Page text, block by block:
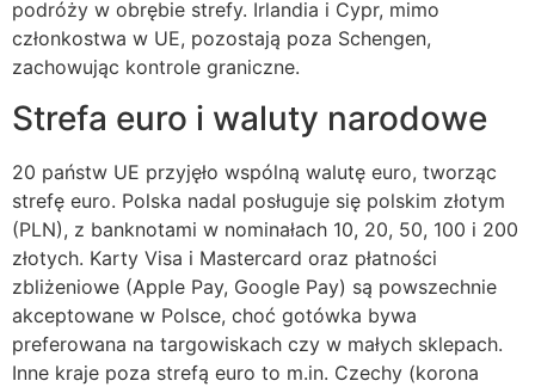
podróży w obrębie strefy. Irlandia i Cypr, mimo
członkostwa w UE, pozostają poza Schengen,
zachowując kontrole graniczne.
Strefa euro i waluty narodowe
20 państw UE przyjęło wspólną walutę euro, tworząc
strefę euro. Polska nadal posługuje się polskim złotym
(PLN), z banknotami w nominałach 10, 20, 50, 100 i 200
złotych. Karty Visa i Mastercard oraz płatności
zbliżeniowe (Apple Pay, Google Pay) są powszechnie
akceptowane w Polsce, choć gotówka bywa
preferowana na targowiskach czy w małych sklepach.
Inne kraje poza strefą euro to m.in. Czechy (korona